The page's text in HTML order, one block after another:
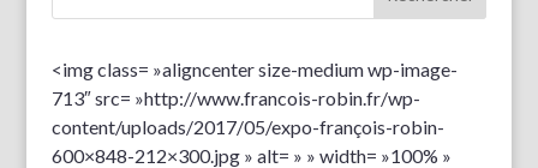
<img class= »aligncenter size-medium wp-image-
713″ src= »http://www.francois-robin.fr/wp-
content/uploads/2017/05/expo-françois-robin-
600×848-212×300.jpg » alt= » » width= »100% »